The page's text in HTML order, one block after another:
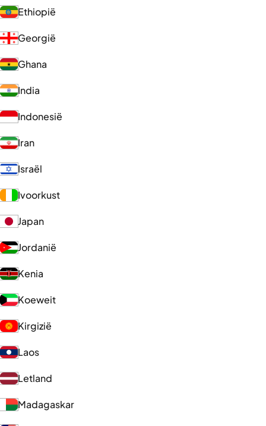
Ethiopië
Georgië
Ghana
India
Indonesië
Iran
Israël
Ivoorkust
Japan
Jordanië
Kenia
Koeweit
Kirgizië
Laos
Letland
Madagaskar